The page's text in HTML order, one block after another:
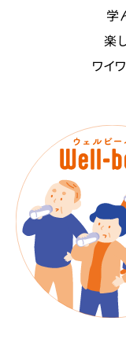
学
楽
ワイ